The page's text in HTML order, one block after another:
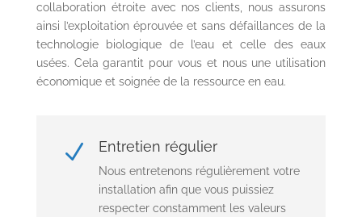
collaboration étroite avec nos clients, nous assurons
ainsi l’exploitation éprouvée et sans défaillances de la
technologie biologique de l’eau et celle des eaux
usées. Cela garantit pour vous et nous une utilisation
économique et soignée de la ressource en eau.
N Entretien régulier
Nous entretenons régulièrement votre
installation afin que vous puissiez
respecter constamment les valeurs